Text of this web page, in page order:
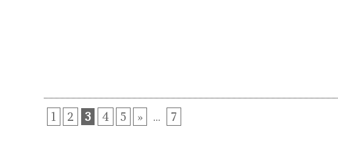
1 2 3 4 5 » ... 7